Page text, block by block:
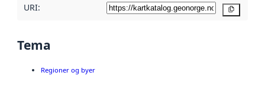
URI:
Tema
Regioner og byer